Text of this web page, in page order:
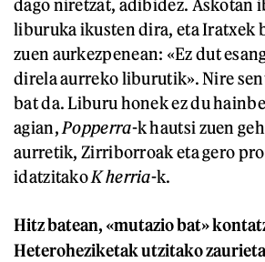
dago niretzat, adibidez. Askotan
liburuka ikusten dira, eta Iratxek
zuen aurkezpenean: «Ez dut
direla aurreko liburutik». Nire
bat da. Liburu honek ez du
agian, Popperra-k hautsi zuen
aurretik, Zirriborroak eta gero
idatzitakoK herria-k.
Hitz batean, «mutazio bat»
Heteroheziketak utzitako